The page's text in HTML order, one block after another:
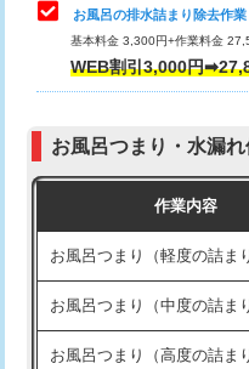
その他部品の脱着
交換・取付（タンク）
交換・取付（普通便座）
交換・取付（温水洗浄便座）
交換・取付(単水栓（壁付・
式）)
交換・取付(混合水栓（壁付
式・ワンホール）)
お風呂の排水詰まり除去作業
基本料金 3,300円+作業料金
WEB割引3,000円
お風呂つまり・水漏
作業内容
お風呂つまり（軽度の詰ま
お風呂つまり（中度の詰ま
お風呂つまり（高度の詰ま